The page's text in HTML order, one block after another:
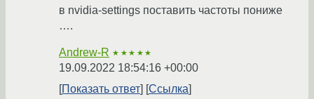
в nvidia-settings поставить частоты пониже
….
Andrew-R ★★★★★
19.09.2022 18:54:16 +00:00
Показать ответ
Ссылка